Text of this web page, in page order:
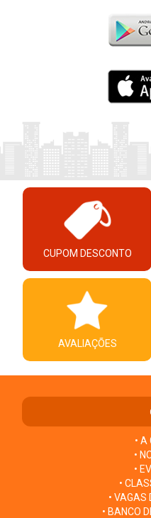
CUPOM DESCONTO
AVALIAÇÕES
• A
•
•
•
• VAGAS
• BANCO